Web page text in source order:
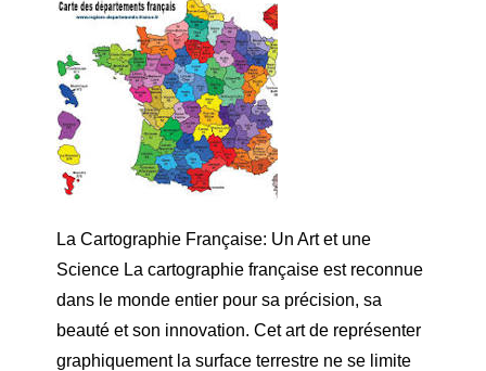
La Cartographie Française: Un Art et une
Science La cartographie française est reconnue
dans le monde entier pour sa précision, sa
beauté et son innovation. Cet art de représenter
graphiquement la surface terrestre ne se limite